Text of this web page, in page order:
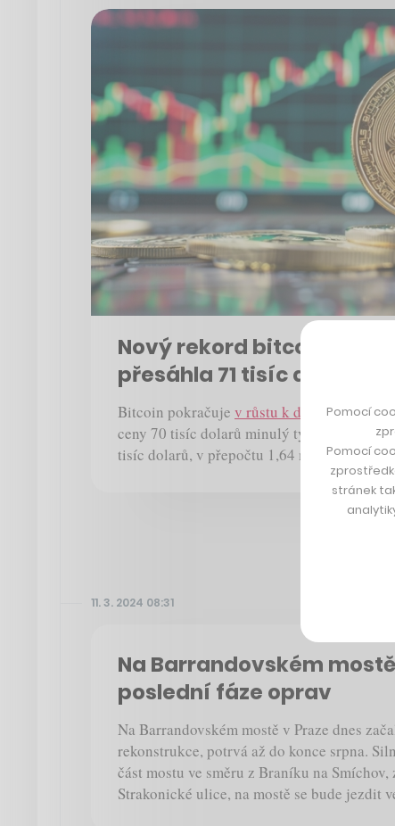
Nový rekord bitcoinu.
přesáhla 71 tisíc dolarů
Bitcoin pokračuje v růstu k dosud
ceny 70 tisíc dolarů minulý týden dnes
tisíc dolarů, v přepočtu 1,64 milionu korun.
11. 3. 2024 08:31
Na Barrandovském
poslední fáze oprav
Na Barrandovském mostě v Praze dnes
rekonstrukce, potrvá až do konce srpna.
část mostu ve směru z Braníku na Smíchov,
Strakonické ulice, na mostě se bude jezdit
Pomocí
Pomocí
stránek